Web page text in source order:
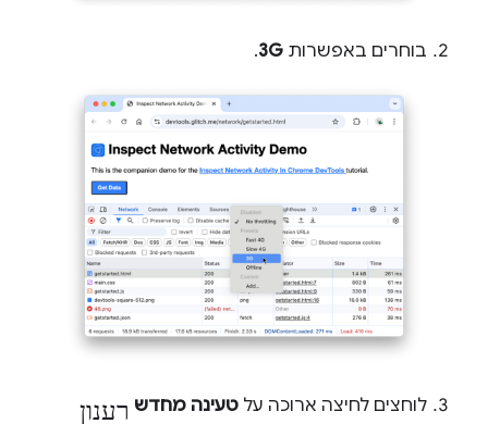
בוחרים באפשרות 3G
.
לוחצים לחיצה ארוכה על טעינה מחדש רענון